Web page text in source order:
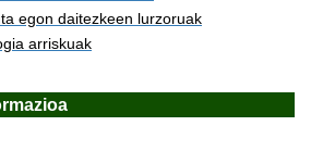
egon daitezkeen lurzoruak
arriskuak